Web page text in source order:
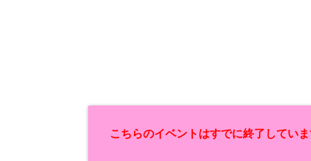
こちらのイベントはすでに終了してい